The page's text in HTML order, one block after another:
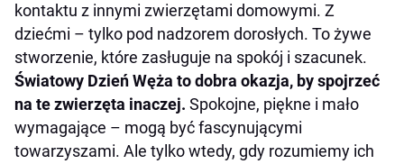
kontaktu z innymi zwierzętami domowymi. Z
dziećmi – tylko pod nadzorem dorosłych. To żywe
stworzenie, które zasługuje na spokój i szacunek.
Światowy Dzień Węża to dobra okazja, by spojrzeć
na te zwierzęta inaczej. Spokojne, piękne i mało
wymagające – mogą być fascynującymi
towarzyszami. Ale tylko wtedy, gdy rozumiemy ich